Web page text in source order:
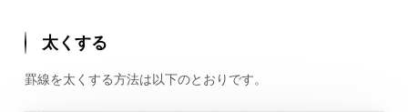
太くする
罫線を太くする方法は以下のとおりです。